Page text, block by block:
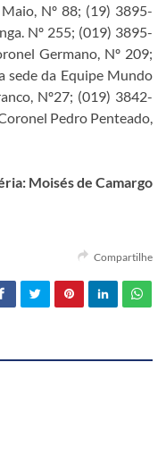
Nº 88; (19) 3895-
Nº 255; (019) 3895-
Germano, Nº 209;
sede da Equipe Mundo
Nº27; (019) 3842-
Pedro Penteado,
Moisés de Camargo
Compartilhe